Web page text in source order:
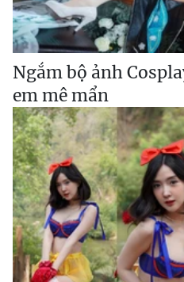
Ngắm bộ ảnh
em mê mẩn